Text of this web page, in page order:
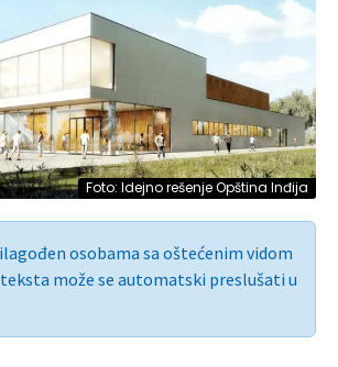
Foto: Idejno rešenje Opština Inđija
osobama sa oštećenim vidom
može se automatski preslušati u